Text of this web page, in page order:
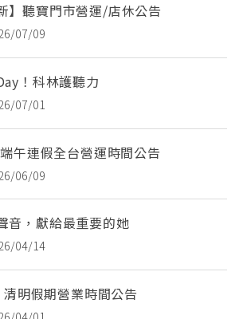
】聽寶門市營運/店休公告
07/09
！科林護聽力
07/01
午連假全台營運時間公告
06/09
音，獻給最重要的她
04/14
明假期營業時間公告